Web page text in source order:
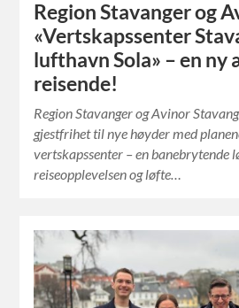
Region Stavanger og
«Vertskapssenter
lufthavn Sola» – en ny
reisende!
Region Stavanger og Avinor
gjestfrihet til nye høyder med
vertskapssenter – en banebrytende
reiseopplevelsen og løfte…